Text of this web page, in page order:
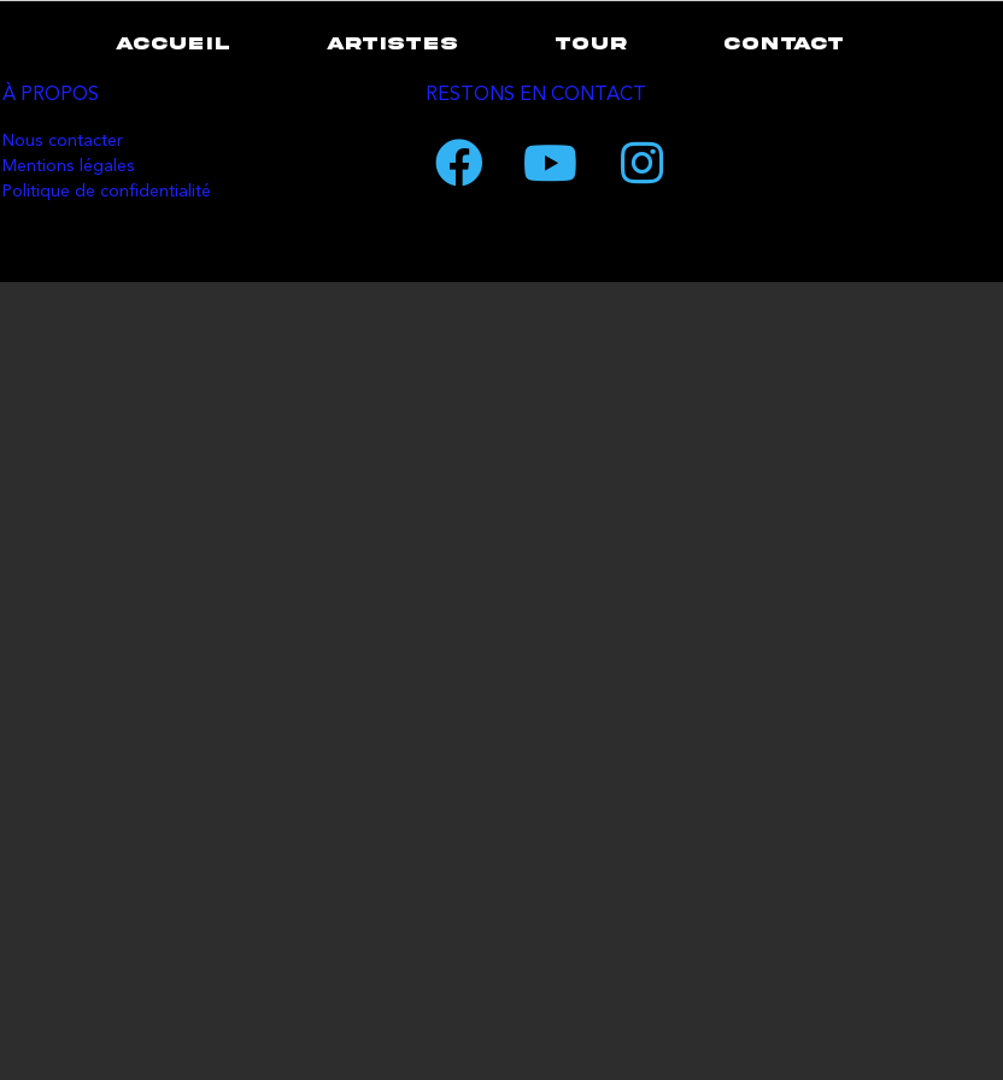
ACCUEIL ARTISTES TOUR CONTACT
À PROPOS
Nous contacter
Mentions légales
Politique de confidentialité
RESTONS EN CONTACT